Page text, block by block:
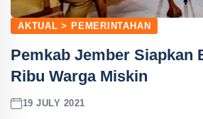
AKTUAL > PEMERINTAHAN
Pemkab Jember Siapkan
Ribu Warga Miskin
19 JULY 2021